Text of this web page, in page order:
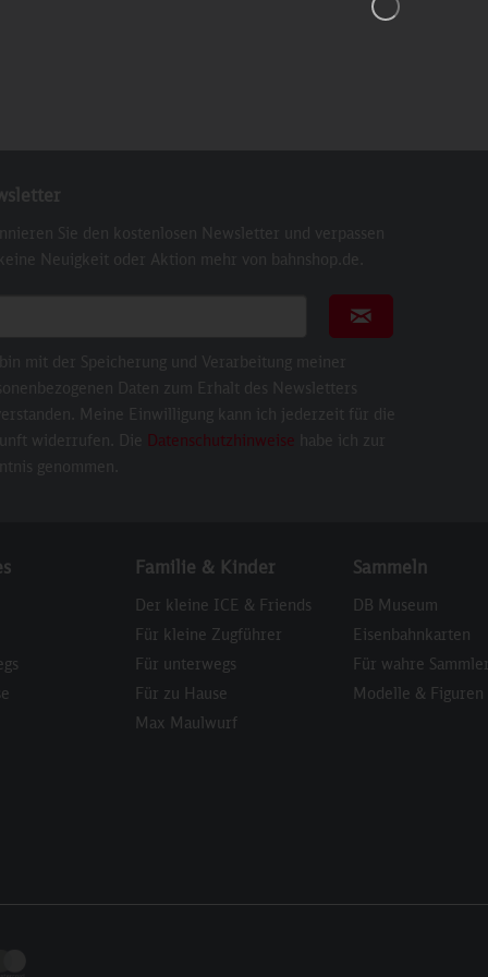
Sie den kostenlosen Newsletter und verpassen
Neuigkeit oder Aktion mehr von bahnshop.de.
Newsletter
mit der Speicherung und Verarbeitung meiner
Daten zum Erhalt des Newsletters
Meine Einwilligung kann ich jederzeit für die
widerrufen. Die Datenschutzhinweise habe ich zur
genommen.
Familie & Kinder
Der kleine ICE & Friends
Für kleine Zugführer
Für unterwegs
Für zu Hause
Max Maulwurf
Sammeln
DB Museum
Eisenbahnkarten
Für wahre Sammler
Modelle & Figuren